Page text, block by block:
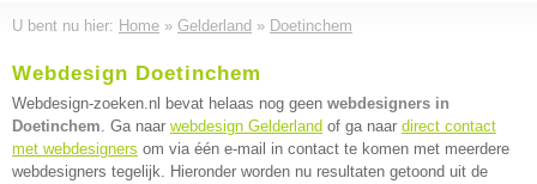
U bent nu hier: Home » Gelderland » Doetinchem
Webdesign Doetinchem
Webdesign-zoeken.nl bevat helaas nog geen webdesigners in
Doetinchem. Ga naar webdesign Gelderland of ga naar direct contact
met webdesigners om via één e-mail in contact te komen met meerdere
webdesigners tegelijk. Hieronder worden nu resultaten getoond uit de